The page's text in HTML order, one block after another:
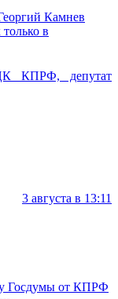
Камнев
в
КПРФ, депутат
3 августа в 13:11
Госдумы от КПРФ